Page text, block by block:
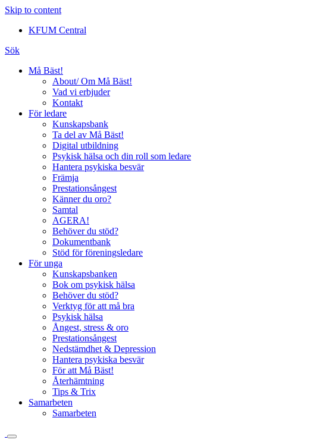
Skip to content
KFUM Central
Sök
Må Bäst!
About/ Om Må Bäst!
Vad vi erbjuder
Kontakt
För ledare
Kunskapsbank
Ta del av Må Bäst!
Digital utbildning
Psykisk hälsa och din roll som ledare
Hantera psykiska besvär
Främja
Prestationsångest
Känner du oro?
Samtal
AGERA!
Behöver du stöd?
Dokumentbank
Stöd för föreningsledare
För unga
Kunskapsbanken
Bok om psykisk hälsa
Behöver du stöd?
Verktyg för att må bra
Psykisk hälsa
Ångest, stress & oro
Prestationsångest
Nedstämdhet & Depression
Hantera psykiska besvär
För att Må Bäst!
Återhämtning
Tips & Trix
Samarbeten
Samarbeten